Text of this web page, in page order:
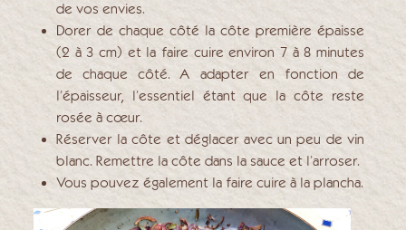
de vos envies.
Dorer de chaque côté la côte première épaisse
(2 à 3 cm) et la faire cuire environ 7 à 8 minutes
de chaque côté. A adapter en fonction de
l’épaisseur, l’essentiel étant que la côte reste
rosée à cœur.
Réserver la côte et déglacer avec un peu de vin
blanc. Remettre la côte dans la sauce et l’arroser.
Vous pouvez également la faire cuire à la plancha.